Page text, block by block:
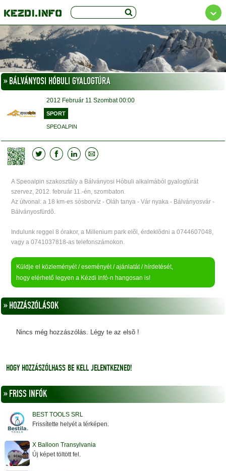
» BÁLVÁNYOSI HÓBULI GYALOGTÚRA
2012 Február 11 Szombat 00:00
SPORT
SPEOALPIN
A Speoalpin szakosztály a Bálványosi Hóbuli alkalmából gyalogtúrát
szervez, 2012. február 11.-én, szombaton.
Az útvonal: a 18 km-es sósborvíz - Oláh tanya - Vár nyaka - Bálványosvár -
Bálványosfürdõ.
Indulunk reggel 8 órakor, a Millenium park elõl, érdeklõdni a 0744607048,
vagy a 0741037818-as telefonszámokon.
Küldje el közleményét / eseményét / ajánlatát / hírdetését,
hogy elérhető legyen a Kézdi Infó-n hangosan is!
» HOZZÁSZÓLÁSOK
Nincs még hozzászólás. Légy te az elsõ !
HOGY HOZZÁSZÓLHASS BE KELL JELENTKEZNED!
» FRISS INFÓK
BEST TOOLS SRL
Frissítette helyét a térképen.
X Balloon Transylvania
Új képet töltött fel.